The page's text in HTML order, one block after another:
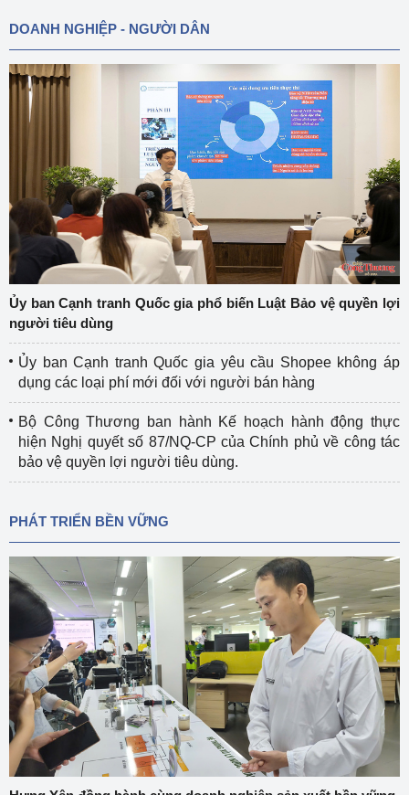
DOANH NGHIỆP - NGƯỜI DÂN
Ủy ban Cạnh tranh Quốc gia phổ biến Luật Bảo vệ quyền lợi
người tiêu dùng
Ủy ban Cạnh tranh Quốc gia yêu cầu Shopee không áp
dụng các loại phí mới đối với người bán hàng
Bộ Công Thương ban hành Kế hoạch hành động thực
hiện Nghị quyết số 87/NQ-CP của Chính phủ về công tác
bảo vệ quyền lợi người tiêu dùng.
PHÁT TRIỂN BỀN VỮNG